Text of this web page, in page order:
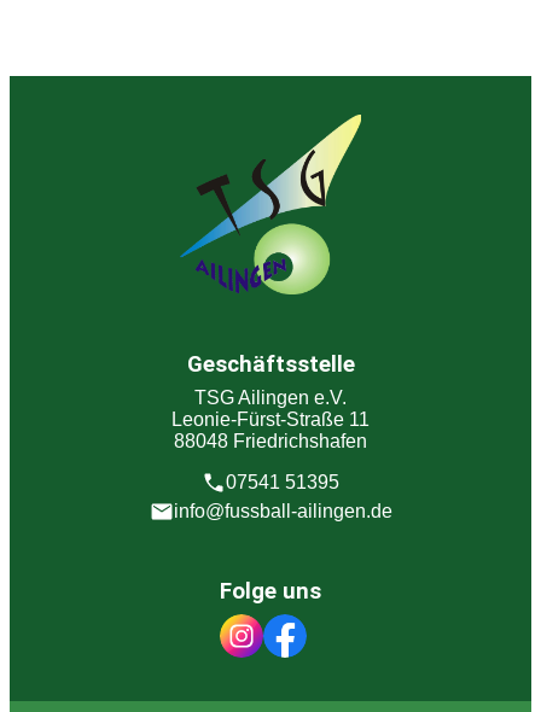
Geschäftsstelle
TSG Ailingen e.V.
Leonie-Fürst-Straße 11
88048 Friedrichshafen
07541 51395
info@fussball-ailingen.de
Folge uns